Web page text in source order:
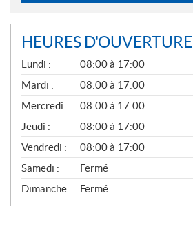
HEURES D'OUVERTURE
G
É
N
É
R
A
L
Lundi :
08:00 à 17:00
Mardi :
08:00 à 17:00
Mercredi :
08:00 à 17:00
Jeudi :
08:00 à 17:00
Vendredi :
08:00 à 17:00
Samedi :
Fermé
Dimanche :
Fermé